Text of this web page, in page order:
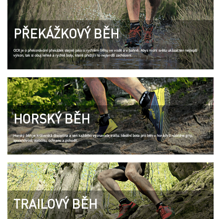
PŘEKÁŽKOVÝ BĚH
OCR je o překonávání překážek stejně jako o rychlém běhu ve vodě a v bahně. Abys mohl světu ukázat ten nejlepší
výkon, tak si obuj lehké a rychlé boty, které přežijí i to nejtvrdší zacházení.
HORSKÝ BĚH
Horský běh je královská disciplína a sen každého vyznavače trailu. Ideální bota pro běh v horách ti nabídne grip,
spolehlivost, stabilitu, ochranu a pohodlí.
TRAILOVÝ BĚH